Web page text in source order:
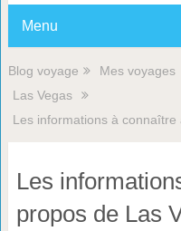
Menu
Blog voyage Mes voyages
Las Vegas
Les informations à
Les
propos de Las